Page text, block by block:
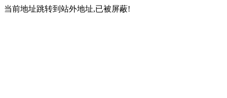
当前地址跳转到站外地址,已被屏蔽!